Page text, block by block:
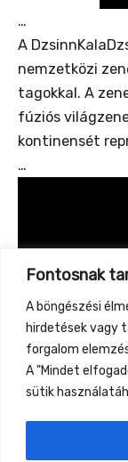
Fontosnak
A böngészési
hirdetések vagy
forgalom
A "Mindet
sütik
…
A
nemzetközi
tagokkal. A
fúziós
kontinensét
…
Previous